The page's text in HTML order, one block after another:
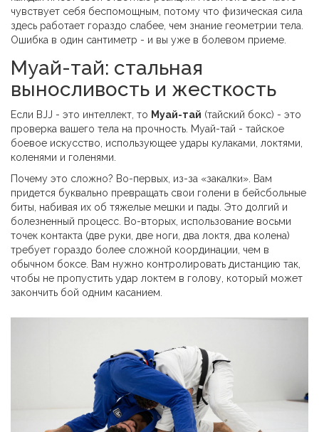
чувствует себя беспомощным, потому что физическая сила
здесь работает гораздо слабее, чем знание геометрии тела.
Ошибка в один сантиметр - и вы уже в болевом приеме.
Муай-тай: стальная
выносливость и жесткость
Если BJJ - это интеллект, то Муай-тай (тайский бокс) - это
проверка вашего тела на прочность. Муай-тай - тайское
боевое искусство, использующее удары кулаками, локтями,
коленями и голенями
Почему это сложно? Во-первых, из-за «закалки». Вам
придется буквально превращать свои голени в бейсбольные
биты, набивая их об тяжелые мешки и пады. Это долгий и
болезненный процесс. Во-вторых, использование восьми
точек контакта (две руки, две ноги, два локтя, два колена)
требует гораздо более сложной координации, чем в
обычном боксе. Вам нужно контролировать дистанцию так,
чтобы не пропустить удар локтем в голову, который может
закончить бой одним касанием.